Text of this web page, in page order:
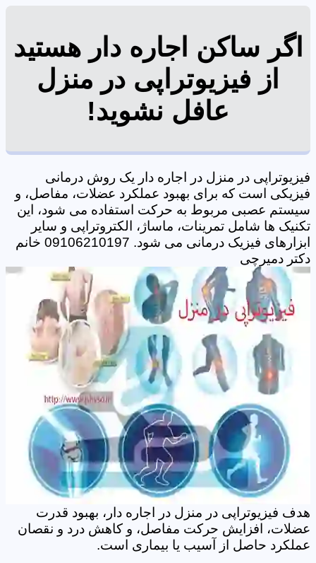
اگر ساکن اجاره دار هستید
از فیزیوتراپی در منزل
عافل نشوید!
فیزیوتراپی در منزل در اجاره دار یک روش درمانی
فیزیکی است که برای بهبود عملکرد عضلات، مفاصل، و
سیستم عصبی مربوط به حرکت استفاده می شود، این
تکنیک ها شامل تمرینات، ماساژ، الکتروتراپی و سایر
ابزارهای فیزیک درمانی می شود. 09106210197 خانم
دکتر دمیرچی
هدف فیزیوتراپی در منزل در اجاره دار، بهبود قدرت
عضلات، افزایش حرکت مفاصل، و کاهش درد و نقصان
عملکرد حاصل از آسیب یا بیماری است.